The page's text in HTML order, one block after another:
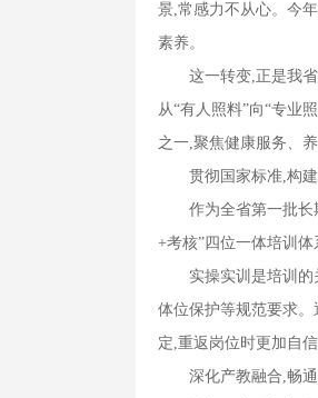
景,常感力不从心。今
素养。
这一转变,正是我省
从“有人照料”向“专业
之一,聚焦健康服务、
贯彻国家标准,构建
作为全省第一批长期
+考核”四位一体培训
实操实训是培训的关
体位保护等规范要求
定,重返岗位时更加自信
深化产教融合,畅通